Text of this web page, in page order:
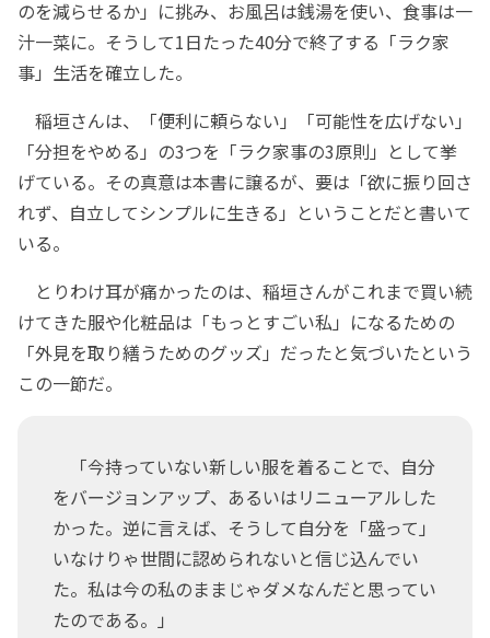
のを減らせるか」に挑み、お風呂は銭湯を使い、食事は一
汁一菜に。そうして1日たった40分で終了する「ラク家
事」生活を確立した。
稲垣さんは、「便利に頼らない」「可能性を広げない」
「分担をやめる」の3つを「ラク家事の3原則」として挙
げている。その真意は本書に譲るが、要は「欲に振り回さ
れず、自立してシンプルに生きる」ということだと書いて
いる。
とりわけ耳が痛かったのは、稲垣さんがこれまで買い続
けてきた服や化粧品は「もっとすごい私」になるための
「外見を取り繕うためのグッズ」だったと気づいたという
この一節だ。
「今持っていない新しい服を着ることで、自分
をバージョンアップ、あるいはリニューアルした
かった。逆に言えば、そうして自分を「盛って」
いなけりゃ世間に認められないと信じ込んでい
た。私は今の私のままじゃダメなんだと思ってい
たのである。」